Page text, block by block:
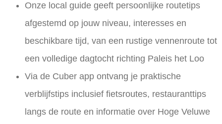
Onze local guide geeft persoonlijke routetips
afgestemd op jouw niveau, interesses en
beschikbare tijd, van een rustige vennenroute tot
een volledige dagtocht richting Paleis het Loo
Via de Cuber app ontvang je praktische
verblijfstips inclusief fietsroutes, restauranttips
langs de route en informatie over Hoge Veluwe